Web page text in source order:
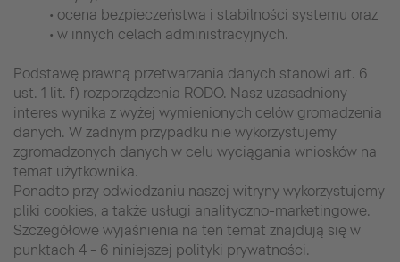
• ocena bezpieczeństwa i stabilności systemu oraz
• w innych celach administracyjnych.
Podstawę prawną przetwarzania danych stanowi art. 6
ust. 1 lit. f) rozporządzenia RODO. Nasz uzasadniony
interes wynika z wyżej wymienionych celów gromadzenia
danych. W żadnym przypadku nie wykorzystujemy
zgromadzonych danych w celu wyciągania wniosków na
temat użytkownika.
Ponadto przy odwiedzaniu naszej witryny wykorzystujemy
pliki cookies, a także usługi analityczno-marketingowe.
Szczegółowe wyjaśnienia na ten temat znajdują się w
punktach 4 - 6 niniejszej polityki prywatności.